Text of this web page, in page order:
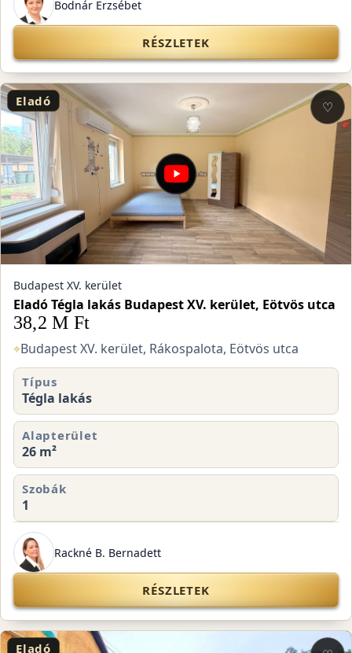
Bodnár Erzsébet
RÉSZLETEK
Eladó ♡
Budapest XV. kerület
Eladó Tégla lakás Budapest XV. kerület, Eötvös utca
38,2 M Ft
⌖Budapest XV. kerület, Rákospalota, Eötvös utca
Típus
Tégla lakás
Alapterület
26 m²
Szobák
1
Rackné B. Bernadett
RÉSZLETEK
Eladó